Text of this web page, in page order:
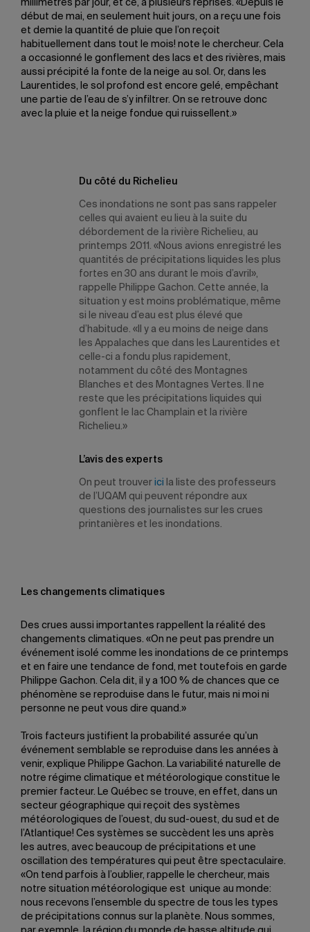
millimètres par jour, et ce, à plusieurs reprises. «Depuis le
début de mai, en seulement huit jours, on a reçu une fois
et demie la quantité de pluie que l’on reçoit
habituellement dans tout le mois! note le chercheur. Cela
a occasionné le gonflement des lacs et des rivières, mais
aussi précipité la fonte de la neige au sol. Or, dans les
Laurentides, le sol profond est encore gelé, empêchant
une partie de l’eau de s’y infiltrer. On se retrouve donc
avec la pluie et la neige fondue qui ruissellent.»
Du côté du Richelieu
Ces inondations ne sont pas sans rappeler
celles qui avaient eu lieu à la suite du
débordement de la rivière Richelieu, au
printemps 2011. «Nous avions enregistré les
quantités de précipitations liquides les plus
fortes en 30 ans durant le mois d’avril»,
rappelle Philippe Gachon. Cette année, la
situation y est moins problématique, même
si le niveau d’eau est plus élevé que
d’habitude. «Il y a eu moins de neige dans
les Appalaches que dans les Laurentides et
celle-ci a fondu plus rapidement,
notamment du côté des Montagnes
Blanches et des Montagnes Vertes. Il ne
reste que les précipitations liquides qui
gonflent le lac Champlain et la rivière
Richelieu.»
L’avis des experts
On peut trouver ici la liste des professeurs
de l’UQAM qui peuvent répondre aux
questions des journalistes sur les crues
printanières et les inondations.
Les changements climatiques
Des crues aussi importantes rappellent la réalité des
changements climatiques. «On ne peut pas prendre un
événement isolé comme les inondations de ce printemps
et en faire une tendance de fond, met toutefois en garde
Philippe Gachon. Cela dit, il y a 100 % de chances que ce
phénomène se reproduise dans le futur, mais ni moi ni
personne ne peut vous dire quand.»
Trois facteurs justifient la probabilité assurée qu’un
événement semblable se reproduise dans les années à
venir, explique Philippe Gachon. La variabilité naturelle de
notre régime climatique et météorologique constitue le
premier facteur. Le Québec se trouve, en effet, dans un
secteur géographique qui reçoit des systèmes
météorologiques de l’ouest, du sud-ouest, du sud et de
l’Atlantique! Ces systèmes se succèdent les uns après
les autres, avec beaucoup de précipitations et une
oscillation des températures qui peut être spectaculaire.
«On tend parfois à l’oublier, rappelle le chercheur, mais
notre situation météorologique est unique au monde:
nous recevons l’ensemble du spectre de tous les types
de précipitations connus sur la planète. Nous sommes,